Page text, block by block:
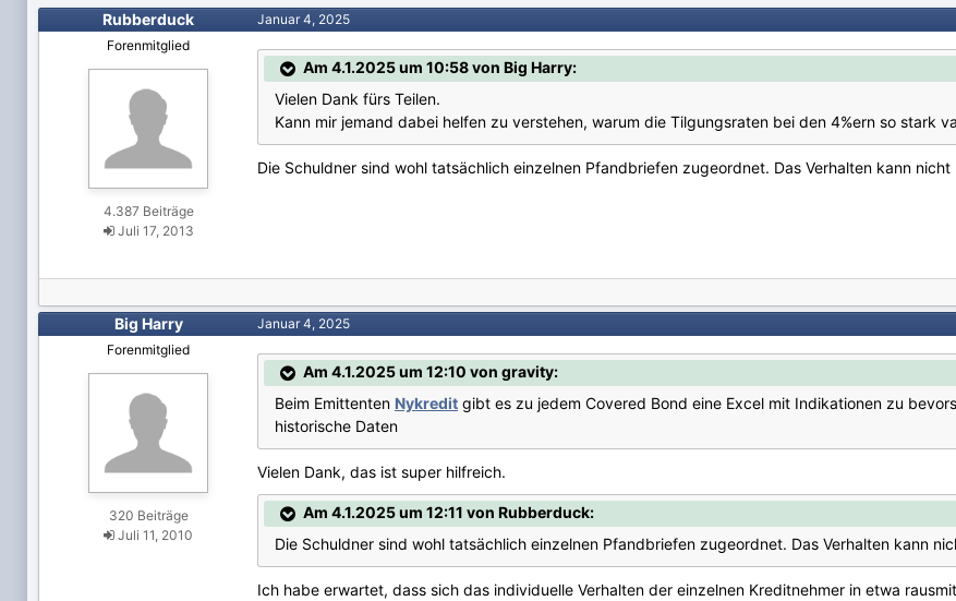
Rubberduck
Forenmitglied
4.387 Beiträge
Juli 17, 2013
Januar 4, 2025
Am 4.1.2025 um 10:58 von Big Harry:
Vielen Dank fürs Teilen.
Kann mir jemand dabei helfen zu verstehen, warum die Tilgungsraten bei den 4%ern so stark
Die Schuldner sind wohl tatsächlich einzelnen Pfandbriefen zugeordnet. Das Verhalten kann
Big Harry
Forenmitglied
320 Beiträge
Juli 11, 2010
Januar 4, 2025
Am 4.1.2025 um 12:10 von gravity:
Beim Emittenten Nykredit gibt es zu jedem Covered Bond eine Excel mit Indikationen zu
historische Daten
Vielen Dank, das ist super hilfreich.
Am 4.1.2025 um 12:11 von Rubberduck:
Die Schuldner sind wohl tatsächlich einzelnen Pfandbriefen zugeordnet. Das Verhalten kann
Ich habe erwartet, dass sich das individuelle Verhalten der einzelnen Kreditnehmer in etwa